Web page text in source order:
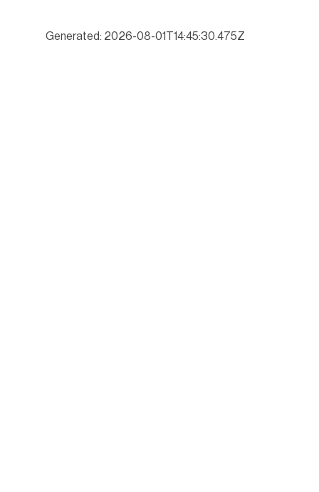
Generated: 2026-08-01T14:45:30.475Z